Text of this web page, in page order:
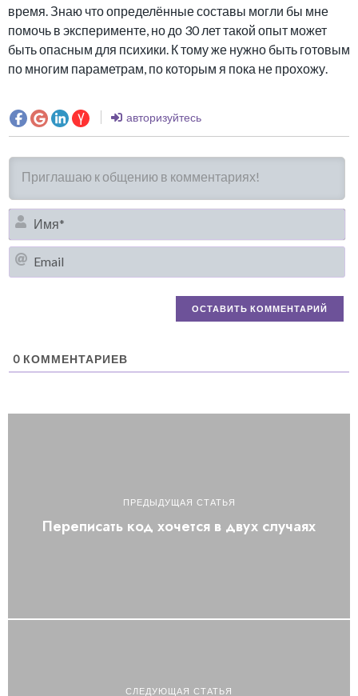
время. Знаю что определённые составы могли бы мне
помочь в эксперименте, но до 30 лет такой опыт может
быть опасным для психики. К тому же нужно быть готовым
по многим параметрам, по которым я пока не прохожу.
авторизуйтесь
0 КОММЕНТАРИЕВ
ПРЕДЫДУЩАЯ СТАТЬЯ
Переписать код хочется в двух случаях
СЛЕДУЮЩАЯ СТАТЬЯ